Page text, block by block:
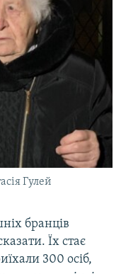
Гулей
бранців
Їх стає
300 осіб,